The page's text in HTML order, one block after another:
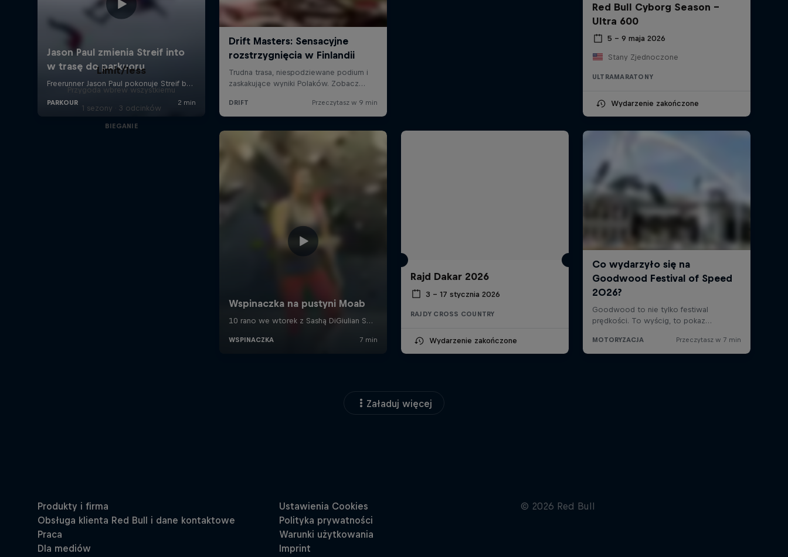
Red Bull Cyborg Season -
Ultra 600
5 – 9 maja 2026
Stany Zjednoczone
ULTRAMARATONY
Wydarzenie zakończone
Limit/less
Przygoda wbrew wszystkiemu
1 sezony · 3 odcinków
BIEGANIE
Rajd Dakar 2026
3 – 17 stycznia 2026
RAJDY CROSS COUNTRY
Wydarzenie zakończone
Załaduj więcej